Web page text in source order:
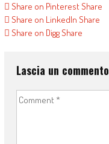
Share on PinterestShare
Share on LinkedIn Share
Share on DiggShare
Lascia un commento